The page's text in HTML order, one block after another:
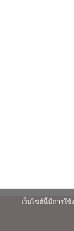
เว็บไซต์นี้มีการใ